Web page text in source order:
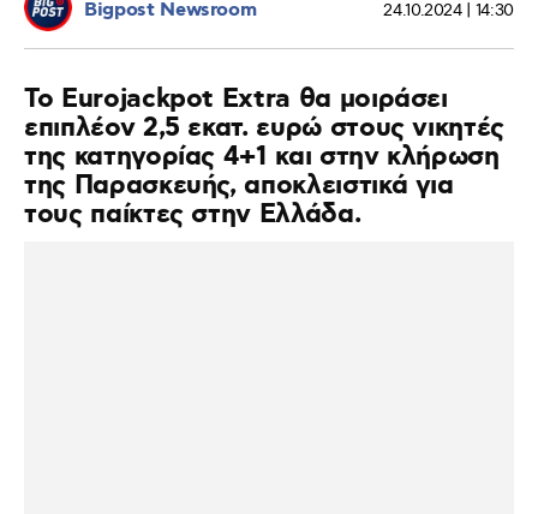
Bigpost Newsroom 24.10.2024 | 14:30
Το Eurojackpot Extra θα μοιράσει
επιπλέον 2,5 εκατ. ευρώ στους νικητές
της κατηγορίας 4+1 και στην κλήρωση
της Παρασκευής, αποκλειστικά για
τους παίκτες στην Ελλάδα.